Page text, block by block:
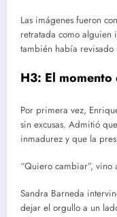
Las imágenes fueron
retratada como alguien
también había revisado
H3: El
Por primera vez,
sin excusas. Admitió
inmadurez y que la
“Quiero cambiar”, vino
Sandra Barneda
dejar el orgullo a un